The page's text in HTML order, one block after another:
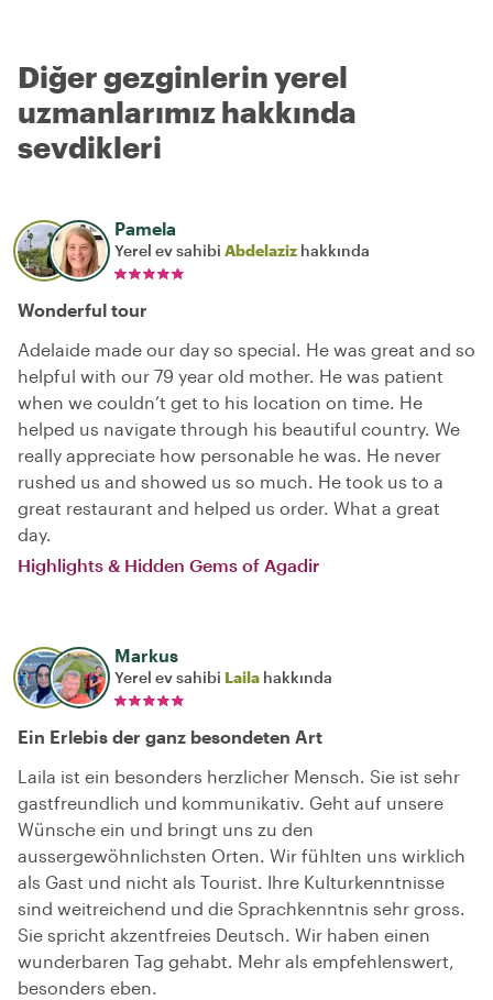
Diğer gezginlerin yerel
uzmanlarımız hakkında
sevdikleri
Pamela
Yerel ev sahibi Abdelaziz hakkında
Wonderful tour
Adelaide made our day so special. He was great and so
helpful with our 79 year old mother. He was patient
when we couldn’t get to his location on time. He
helped us navigate through his beautiful country. We
really appreciate how personable he was. He never
rushed us and showed us so much. He took us to a
great restaurant and helped us order. What a great
day.
Highlights & Hidden Gems of Agadir
Markus
Yerel ev sahibi Laila hakkında
Ein Erlebis der ganz besondeten Art
Laila ist ein besonders herzlicher Mensch. Sie ist sehr
gastfreundlich und kommunikativ. Geht auf unsere
Wünsche ein und bringt uns zu den
aussergewöhnlichsten Orten. Wir fühlten uns wirklich
als Gast und nicht als Tourist. Ihre Kulturkenntnisse
sind weitreichend und die Sprachkenntnis sehr gross.
Sie spricht akzentfreies Deutsch. Wir haben einen
wunderbaren Tag gehabt. Mehr als empfehlenswert,
besonders eben.